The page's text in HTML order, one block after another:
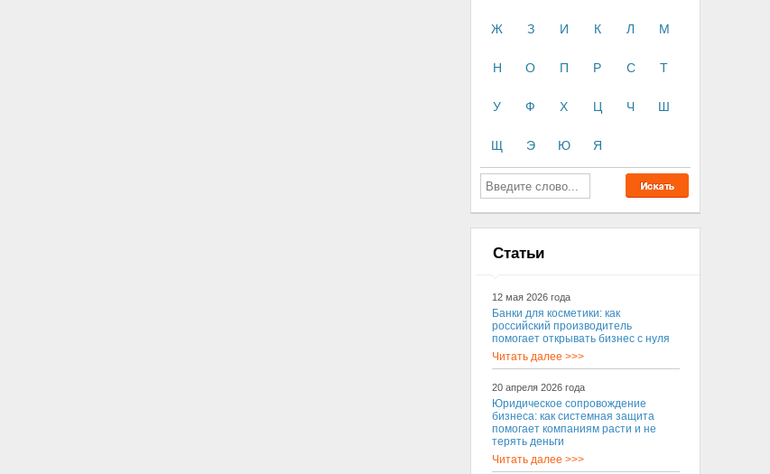
Ж З И К Л М
Н О П Р С Т
У Ф Х Ц Ч Ш
Щ Э Ю Я
Статьи
12 мая 2026 года
Банки для косметики: как
российский производитель
помогает открывать бизнес с нуля
Читать далее >>>
20 апреля 2026 года
Юридическое сопровождение
бизнеса: как системная защита
помогает компаниям расти и не
терять деньги
Читать далее >>>